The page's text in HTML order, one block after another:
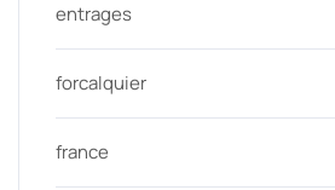
entrages
forcalquier
france